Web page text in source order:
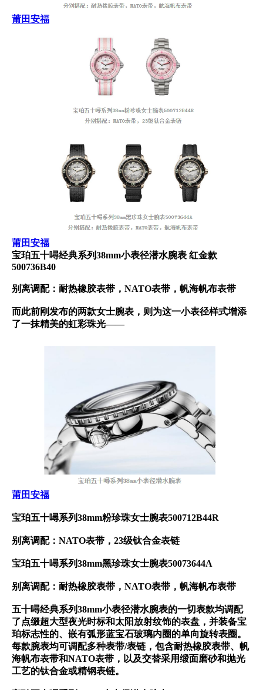
莆田安福
莆田安福
宝珀五十噚经典系列38mm小表径潜水腕表 红金款
500736B40
别离调配：耐热橡胶表带，NATO表带，帆海帆布表带
而此前刚发布的两款女士腕表，则为这一小表径样式增添
了一抹精美的虹彩珠光——
莆田安福
宝珀五十噚系列38mm粉珍珠女士腕表500712B44R
别离调配：NATO表带，23级钛合金表链
宝珀五十噚系列38mm黑珍珠女士腕表50073644A
别离调配：耐热橡胶表带，NATO表带，帆海帆布表带
五十噚经典系列38mm小表径潜水腕表的一切表款均调配
了点缀超大型夜光时标和太阳放射纹饰的表盘，并装备宝
珀标志性的、嵌有弧形蓝宝石玻璃内圈的单向旋转表圈。
每款腕表均可调配多种表带/表链，包含耐热橡胶表带、帆
海帆布表带和NATO表带，以及交替采用缎面磨砂和抛光
工艺的钛合金或精钢表链。